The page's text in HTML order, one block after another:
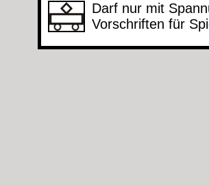
Darf nur mit
Vorschriften für